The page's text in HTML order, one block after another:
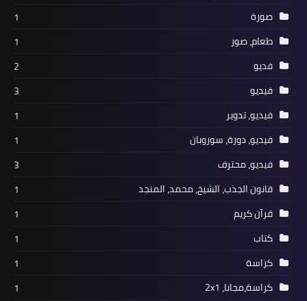
صورة
1
طعام، صور
1
فديو
2
فيديو
3
فيديو، تدوير
1
فيديو، دورة، سوروبان
1
فيديو، محترف
3
قانون الجذب، الشيخ، محمد، المنجد
1
قرآن كريم
1
كتاب
1
كراسة
1
كراسة،مجانا، 2x1
1